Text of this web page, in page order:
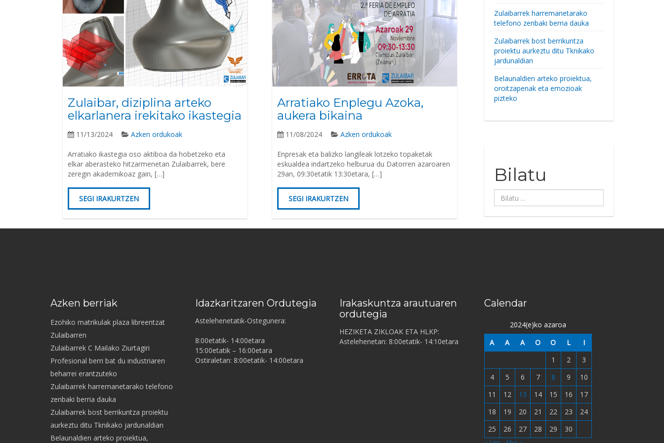
Zulaibar, diziplina arteko
elkarlanera irekitako ikastegia
11/13/2024 Azken ordukoak
Arratiako ikastegia oso aktiboa da hobetzeko eta
elkar aberasteko hitzarmenetan Zulaibarrek, bere
zeregin akademikoaz gain, […]
SEGI IRAKURTZEN
Arratiako Enplegu Azoka,
aukera bikaina
11/08/2024 Azken ordukoak
Enpresak eta balizko langileak lotzeko topaketak
eskualdea indartzeko helburua du Datorren azaroaren
29an, 09:30etatik 13:30etara, […]
SEGI IRAKURTZEN
Zulaibarrek harremanetarako
telefono zenbaki berria dauka
Zulaibarrek bost berrikuntza
proiektu aurkeztu ditu Tknikako
jardunaldian
Belaunaldien arteko proiektua,
oroitzapenak eta emozioak
pizteko
Bilatu
Bilatu
...
Azken berriak
Ezohiko matrikulak plaza libreentzat
Zulaibarren
Zulaibarrek C Mailako Ziurtagiri
Profesional berri bat du industriaren
beharrei erantzuteko
Zulaibarrek harremanetarako telefono
zenbaki berria dauka
Zulaibarrek bost berrikuntza proiektu
aurkeztu ditu Tknikako jardunaldian
Belaunaldien arteko proiektua,
Idazkaritzaren Ordutegia
Astelehenetatik-Ostegunera:
8:00etatik- 14:00etara
15:00etatik – 16:00etara
Ostiraletan: 8:00etatik- 14:00etara
Irakaskuntza arautuaren
ordutegia
HEZIKETA ZIKLOAK ETA HLKP:
Astelehenetan: 8:00etatik- 14:10etara
Calendar
2024(e)ko azaroa
A
A A O O L
I
1
2
3
4
5 6 7 8 9
10
11
12 13 14 15 16
17
18
19 20 21 22 23
24
25
26 27 28 29
30